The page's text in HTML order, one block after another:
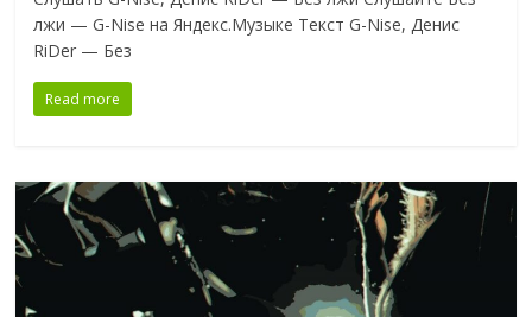
лжи — G-Nise на Яндекс.Музыке Текст G-Nise, Денис
RiDer — Без
Read more